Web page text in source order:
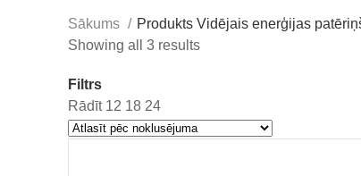
Sākums Produkts Vidējais enerģijas
Showing all 3 results
Filtrs
Rādīt 12 18 24